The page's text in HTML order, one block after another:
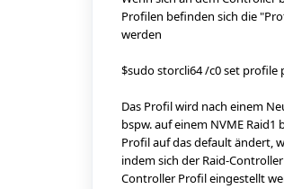
Profilen befinden sich die
werden
$sudo storcli64 /c0 set profile
Das Profil wird nach einem
bspw. auf einem NVME
Profil auf das default ändert,
indem sich der Raid-
Controller Profil eingestellt